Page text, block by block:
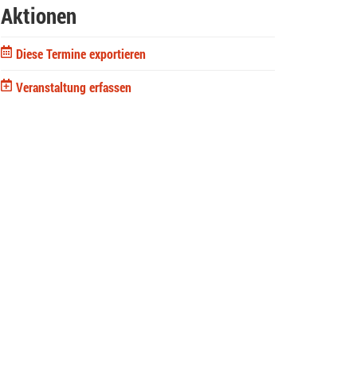
Aktionen
Diese Termine exportieren
Veranstaltung erfassen